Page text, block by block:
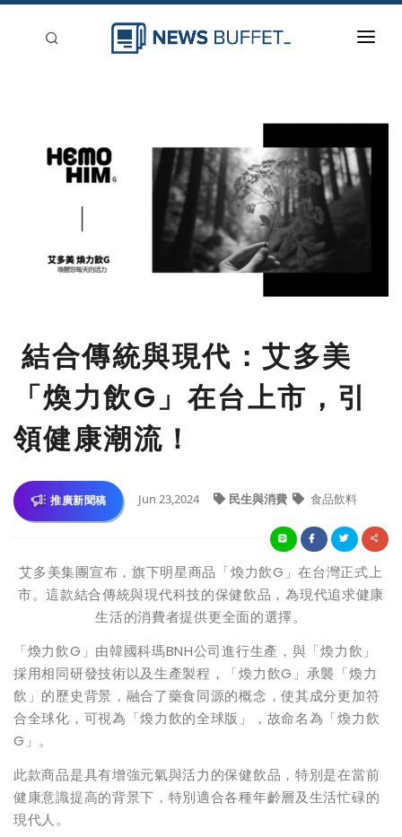
登入
結合傳統與現代：艾多美
「煥力飲G」在台上市，引
領健康潮流！
推廣新聞稿 Jun 23,2024 民生與消費 食品飲料
艾多美集團宣布，旗下明星商品「煥力飲G」在台灣正式上
市。這款結合傳統與現代科技的保健飲品，為現代追求健康
生活的消費者提供更全面的選擇。
「煥力飲G」由韓國科瑪BNH公司進行生產，與「煥力飲」
採用相同研發技術以及生產製程，「煥力飲G」承襲「煥力
飲」的歷史背景，融合了藥食同源的概念，使其成分更加符
合全球化，可視為「煥力飲的全球版」，故命名為「煥力飲
G」。
此款商品是具有增強元氣與活力的保健飲品，特別是在當前
健康意識提高的背景下，特別適合各種年齡層及生活忙碌的
現代人。